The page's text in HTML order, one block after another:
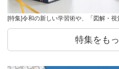
[特集]令和の新しい学習術や、「図解・
特集をも